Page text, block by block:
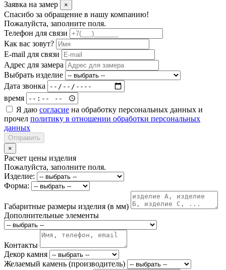
Заявка на замер ×
Спасибо за обращение в нашу компанию!
Пожалуйста, заполните поля.
Телефон для связи
Как вас зовут?
E-mail для связи
Адрес для замера
Выбрать изделие
Дата звонка
время
Я даю согласие на обработку персональных данных и
прочел политику в отношении обработки персональных
данных
Отправить
×
Расчет цены изделия
Пожалуйста, заполните поля.
Изделие:
Форма:
Габаритные размеры изделия (в мм)
Дополнительные элементы
Контакты
Декор камня
Желаемый камень (производитель)